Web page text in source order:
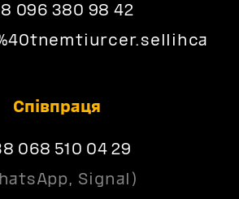
096 380 98 42
Співпраця
068 510 04 29
Signal)